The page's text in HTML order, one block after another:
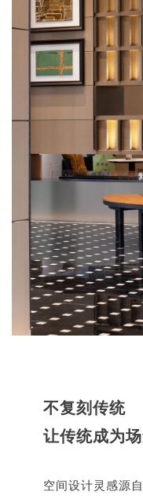
不复刻传统
让传统成为
空间设计灵感源